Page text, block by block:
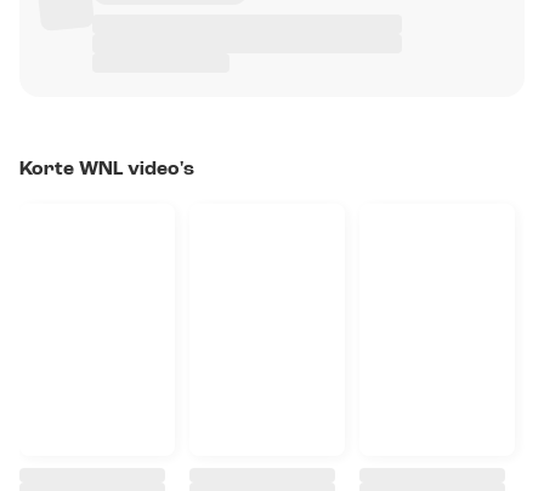
Korte WNL video's